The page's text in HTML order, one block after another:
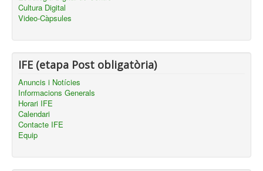
Cultura Digital
Video-Càpsules
IFE (etapa Post obligatòria)
Anuncis i Notícies
Informacions Generals
Horari IFE
Calendari
Contacte IFE
Equip